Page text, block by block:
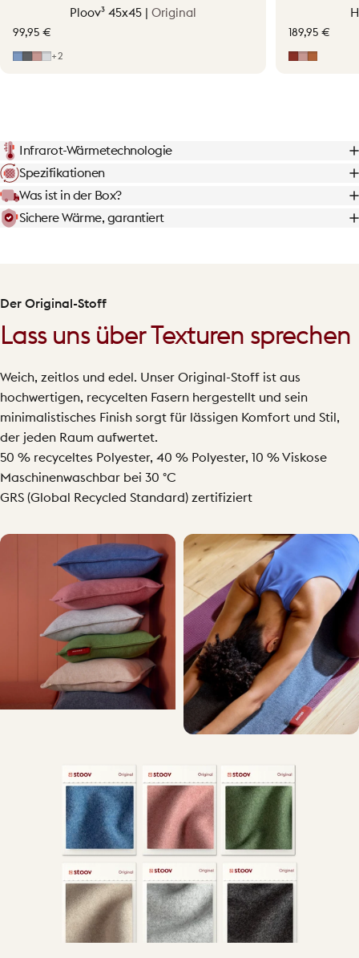
Ploov³ 45x45 | Original
99,95 €
Mid Blue
GreyHellrosa
Light Grey
+2
189,95 €
Infrarot-Wärmetechnologie
Spezifikationen
Was ist in der Box?
Sichere Wärme, garantiert
Der Original-Stoff
Lass uns über Texturen sprechen
Weich, zeitlos und edel. Unser Original-Stoff ist aus
hochwertigen, recycelten Fasern hergestellt und sein
minimalistisches Finish sorgt für lässigen Komfort und Stil,
der jeden Raum aufwertet.
50 % recyceltes Polyester, 40 % Polyester, 10 % Viskose
Maschinenwaschbar bei 30 °C
GRS (Global Recycled Standard) zertifiziert